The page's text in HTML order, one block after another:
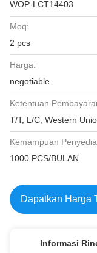
WOP-LCT14403
Moq:
2 pcs
Harga:
negotiable
Ketentuan
T/T, L/C, Western
Kemampuan
1000 PCS/BULAN
Dapatkan Harga
Informasi